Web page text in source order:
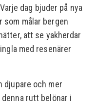
dag bjuder på nya
som målar bergen
att se yakherdar
med resenärer
djupare och mer
rutt belönar i